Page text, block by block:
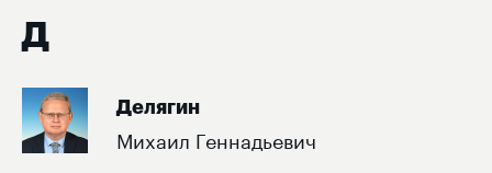
Д
Делягин
Михаил Геннадьевич